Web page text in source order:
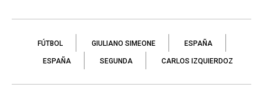
FÚTBOL GIULIANO SIMEONE ESPAÑA
ESPAÑA SEGUNDA CARLOS IZQUIERDOZ